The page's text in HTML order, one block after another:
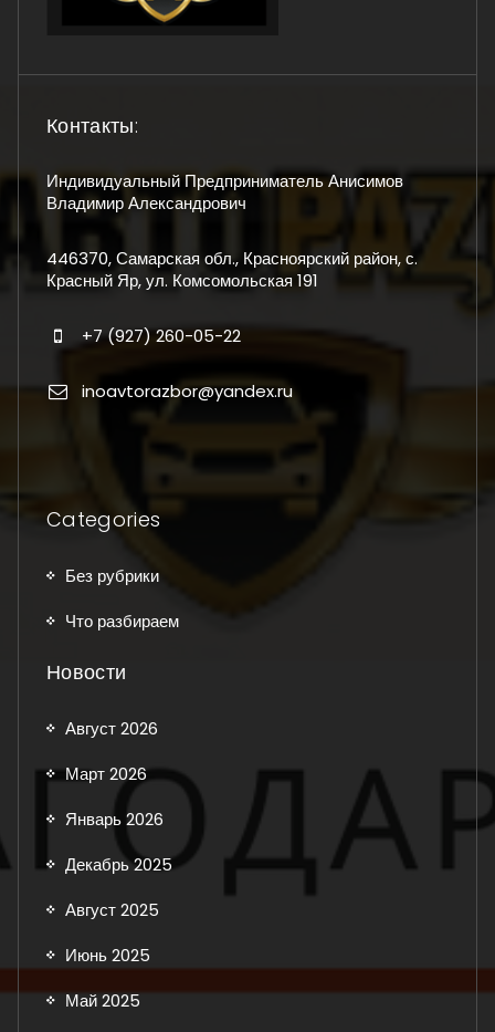
Контакты:
Индивидуальный Предприниматель Анисимов
Владимир Александрович
446370, Самарская обл., Красноярский район, с.
Красный Яр, ул. Комсомольская 191
+7 (927) 260-05-22
inoavtorazbor@yandex.ru
Categories
Без рубрики
Что разбираем
Новости
Август 2026
Март 2026
Январь 2026
Декабрь 2025
Август 2025
Июнь 2025
Май 2025